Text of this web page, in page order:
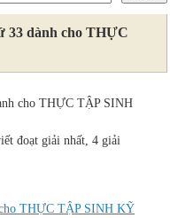
33 dành cho THỰC
cho THỰC TẬP SINH
đoạt giải nhất, 4 giải
THỰC TẬP SINH KỸ